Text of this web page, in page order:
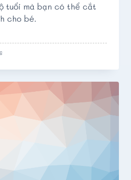
tuổi mà bạn có thể cắt
cho bé.